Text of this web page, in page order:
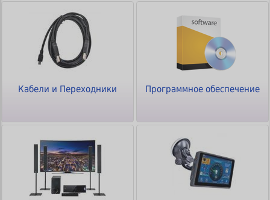
Кабели и Переходники Программное обеспечение